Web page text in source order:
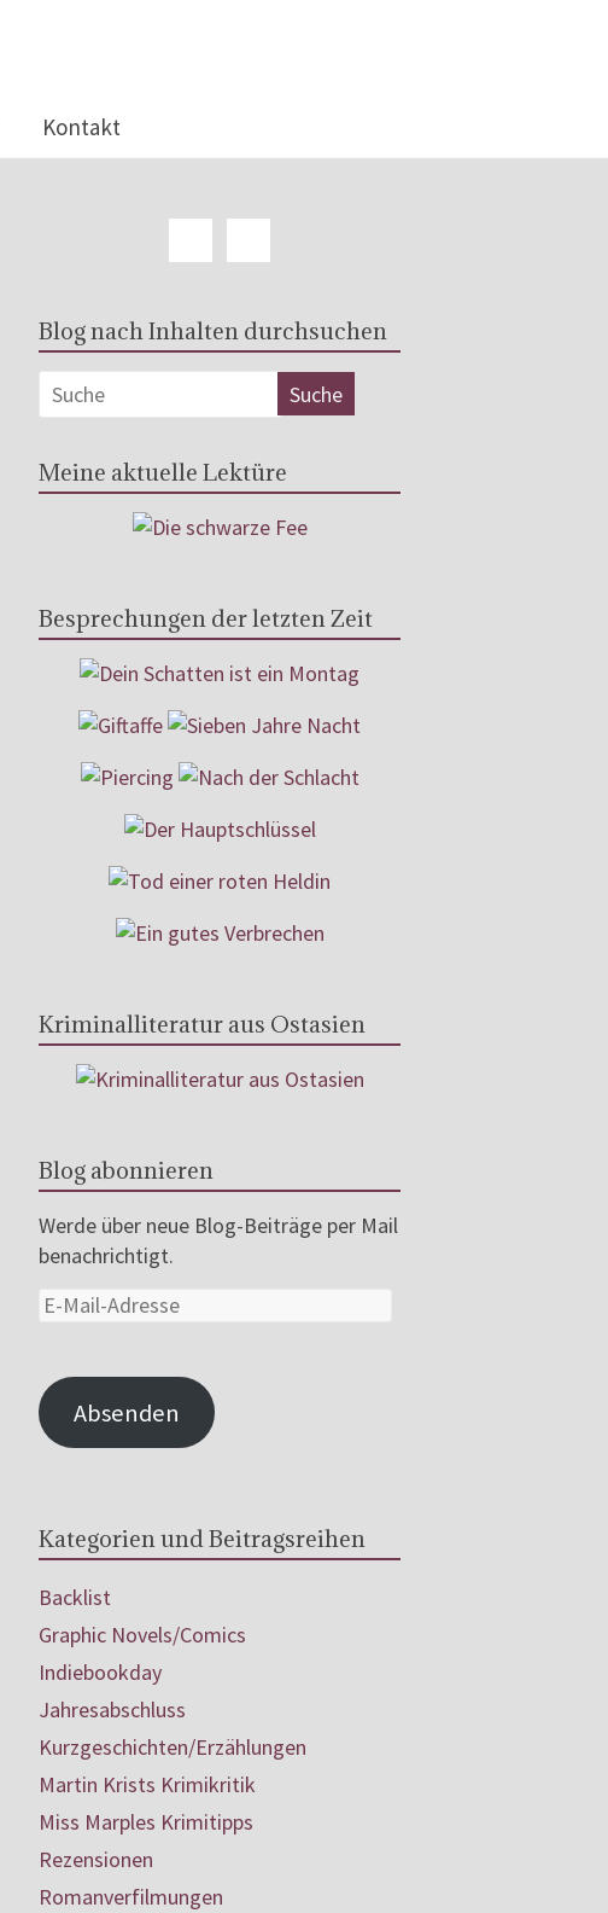
Kontakt
Blog nach Inhalten durchsuchen
Meine aktuelle Lektüre
Besprechungen der letzten Zeit
Kriminalliteratur aus Ostasien
Blog abonnieren
Werde über neue Blog-Beiträge per Mail
benachrichtigt.
Absenden
Kategorien und Beitragsreihen
Backlist
Graphic Novels/Comics
Indiebookday
Jahresabschluss
Kurzgeschichten/Erzählungen
Martin Krists Krimikritik
Miss Marples Krimitipps
Rezensionen
Romanverfilmungen